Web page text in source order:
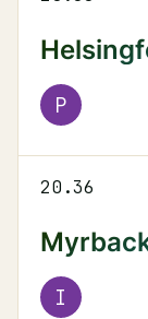
P
20.36
I